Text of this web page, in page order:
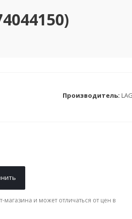
Производитель:
магазина и может отличаться от цен в